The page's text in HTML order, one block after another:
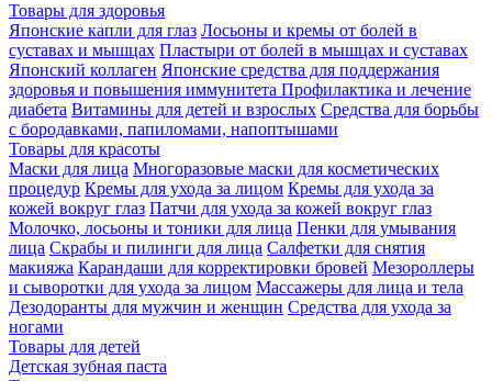
Товары для здоровья
Японские капли для глаз Лосьоны и кремы от болей в
суставах и мышцах Пластыри от болей в мышцах и суставах
Японский коллаген Японские средства для поддержания
здоровья и повышения иммунитета Профилактика и лечение
диабета Витамины для детей и взрослых Средства для борьбы
с бородавками, папиломами, напоптышами
Товары для красоты
Маски для лица Многоразовые маски для косметических
процедур Кремы для ухода за лицом Кремы для ухода за
кожей вокруг глаз Патчи для ухода за кожей вокруг глаз
Молочко, лосьоны и тоники для лица Пенки для умывания
лица Скрабы и пилинги для лица Салфетки для снятия
макияжа Карандаши для корректировки бровей Мезороллеры
и сыворотки для ухода за лицом Массажеры для лица и тела
Дезодоранты для мужчин и женщин Средства для ухода за
ногами
Товары для детей
Детская зубная паста